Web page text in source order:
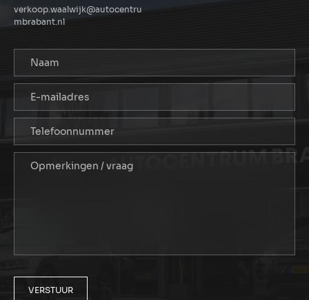
verkoop.waalwijk@autocentru
mbrabant.nl
VERSTUUR